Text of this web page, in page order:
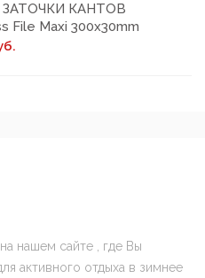
КАНТОВ
File Maxi 300х30mm
нашем сайте , где Вы
активного отдыха в зимнее